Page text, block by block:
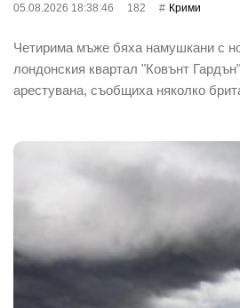
05.08.2026 18:38:46 182 Крими
Четирима мъже бяха намушкани с
лондонския квартал "Ковънт
арестувана, съобщиха няколко